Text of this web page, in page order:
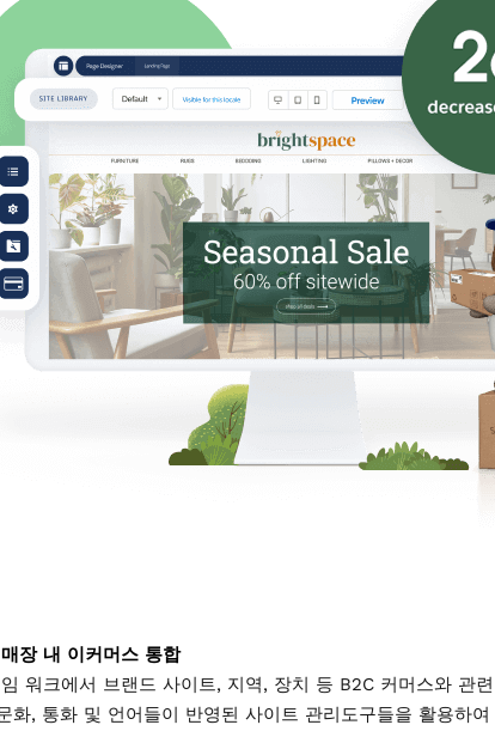
장 내 이커머스 통합
워크에서 브랜드 사이트, 지역, 장치 등 B2C 커머스와 관
화, 통화 및 언어들이 반영된 사이트 관리도구들을 활용하